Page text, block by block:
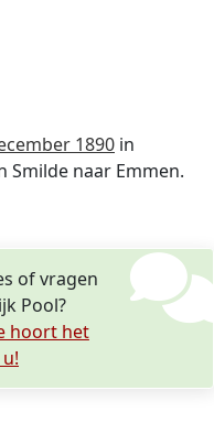
1890 in
Smilde naar Emmen.
of vragen
Pool?
hoort het